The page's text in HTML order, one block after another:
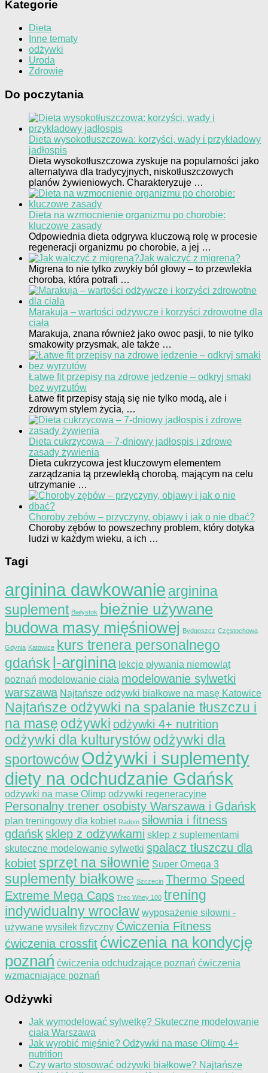
Kategorie
Dieta
Inne tematy
odżywki
Uroda
Zdrowie
Do poczytania
Dieta wysokotłuszczowa: korzyści, wady i przykładowy
jadłospis
Dieta wysokotłuszczowa zyskuje na popularności jako
alternatywa dla tradycyjnych, niskotłuszczowych
planów żywieniowych. Charakteryzuje …
Dieta na wzmocnienie organizmu po chorobie:
kluczowe zasady
Odpowiednia dieta odgrywa kluczową rolę w procesie
regeneracji organizmu po chorobie, a jej …
Jak walczyć z migreną?
Migrena to nie tylko zwykły ból głowy – to przewlekła
choroba, która potrafi …
Marakuja – wartości odżywcze i korzyści zdrowotne dla
ciała
Marakuja, znana również jako owoc pasji, to nie tylko
smakowity przysmak, ale także …
Łatwe fit przepisy na zdrowe jedzenie – odkryj smaki
bez wyrzutów
Łatwe fit przepisy stają się nie tylko modą, ale i
zdrowym stylem życia, …
Dieta cukrzycowa – 7-dniowy jadłospis i zdrowe
zasady żywienia
Dieta cukrzycowa jest kluczowym elementem
zarządzania tą przewlekłą chorobą, mającym na celu
utrzymanie …
Choroby zębów – przyczyny, objawy i jak o nie dbać?
Choroby zębów to powszechny problem, który dotyka
ludzi w każdym wieku, a ich …
Tagi
arginina dawkowanie arginina
suplement Białystok bieżnie używane
budowa masy mięśniowej Bydgoszcz Częstochowa
Gdynia Katowice kurs trenera personalnego
gdańsk l-arginina lekcje pływania niemowląt
poznań modelowanie ciała modelowanie sylwetki
warszawa Najtańsze odżywki białkowe na masę Katowice
Najtańsze odżywki na spalanie tłuszczu i
na masę odżywki odżywki 4+ nutrition
odżywki dla kulturystówodżywki dla
sportowcówOdżywki i suplementy
diety na odchudzanie Gdańsk
odżywki na mase Olimp odżywki regeneracyjne
Personalny trener osobisty Warszawa i Gdańsk
plan treningowy dla kobiet Radom siłownia i fitness
gdańsksklep z odżywkami sklep z suplementami
skuteczne modelowanie sylwetki spalacz tłuszczu dla
kobiet sprzęt na siłownie Super Omega 3
suplementy białkowe Szczecin Thermo Speed
Extreme Mega Caps Trec Whey 100 trening
indywidualny wrocław wyposażenie siłowni -
używane wysiłek fizyczny Ćwiczenia Fitness
ćwiczenia crossfit ćwiczenia na kondycję
poznań ćwiczenia odchudzające poznań ćwiczenia
wzmacniające poznań
Odżywki
Jak wymodelować sylwetkę? Skuteczne modelowanie
ciała Warszawa
Jak wyrobić mięśnie? Odżywki na mase Olimp 4+
nutrition
Czy warto stosować odżywki białkowe? Najtańsze